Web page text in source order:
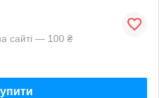
сайті — 100 ₴